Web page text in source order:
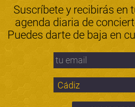
Suscríbete y recibirás en
agenda diaria de
Puedes darte de baja en